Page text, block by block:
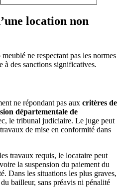
location non
ne respectant pas les normes
à des sanctions significatives.
ne répondant pas aux critères de
départementale de
le tribunal judiciaire. Le juge peut
de mise en conformité dans
travaux requis, le locataire peut
la suspension du paiement du
Dans les situations les plus graves,
bailleur, sans préavis ni pénalité